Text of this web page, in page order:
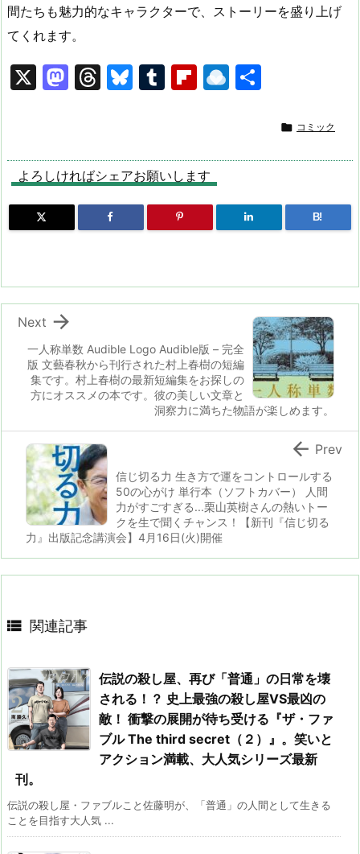
間たちも魅力的なキャラクターで、ストーリーを盛り上げ
てくれます。
X
M
o
d
o
n
T
a
d
s
Bl
s
k
y
T
bl
r
Fl
o
ar
d
R
dr
p.
io
 コミック
よろしければシェアお願いします
B!
一人称単数 Audible Logo Audible版 – 完全
版 文藝春秋から刊行された村上春樹の短編
集です。村上春樹の最新短編集をお探しの
方にオススメの本です。彼の美しい文章と
洞察力に満ちた物語が楽しめます。

Next
信じ切る力 生き方で運をコントロールする
50の心がけ 単行本（ソフトカバー） 人間
力がすごすぎる...栗山英樹さんの熱いトー
クを生で聞くチャンス！【新刊『信じ切る
力』出版記念講演会】4月16日(火)開催
 Prev
 関連記事
伝説の殺し屋、再び「普通」の日常を壊
される！？ 史上最強の殺し屋VS最凶の
敵！ 衝撃の展開が待ち受ける『ザ・ファ
ブル The third secret（２）』。笑いと
アクション満載、大人気シリーズ最新
刊。
伝説の殺し屋・ファブルこと佐藤明が、「普通」の人間として生きる
ことを目指す大人気 ...